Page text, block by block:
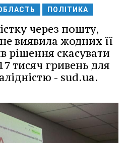
ПОЛІТИКА
через пошту,
виявила жодних її
рішення скасувати
тисяч гривень для
- sud.ua.